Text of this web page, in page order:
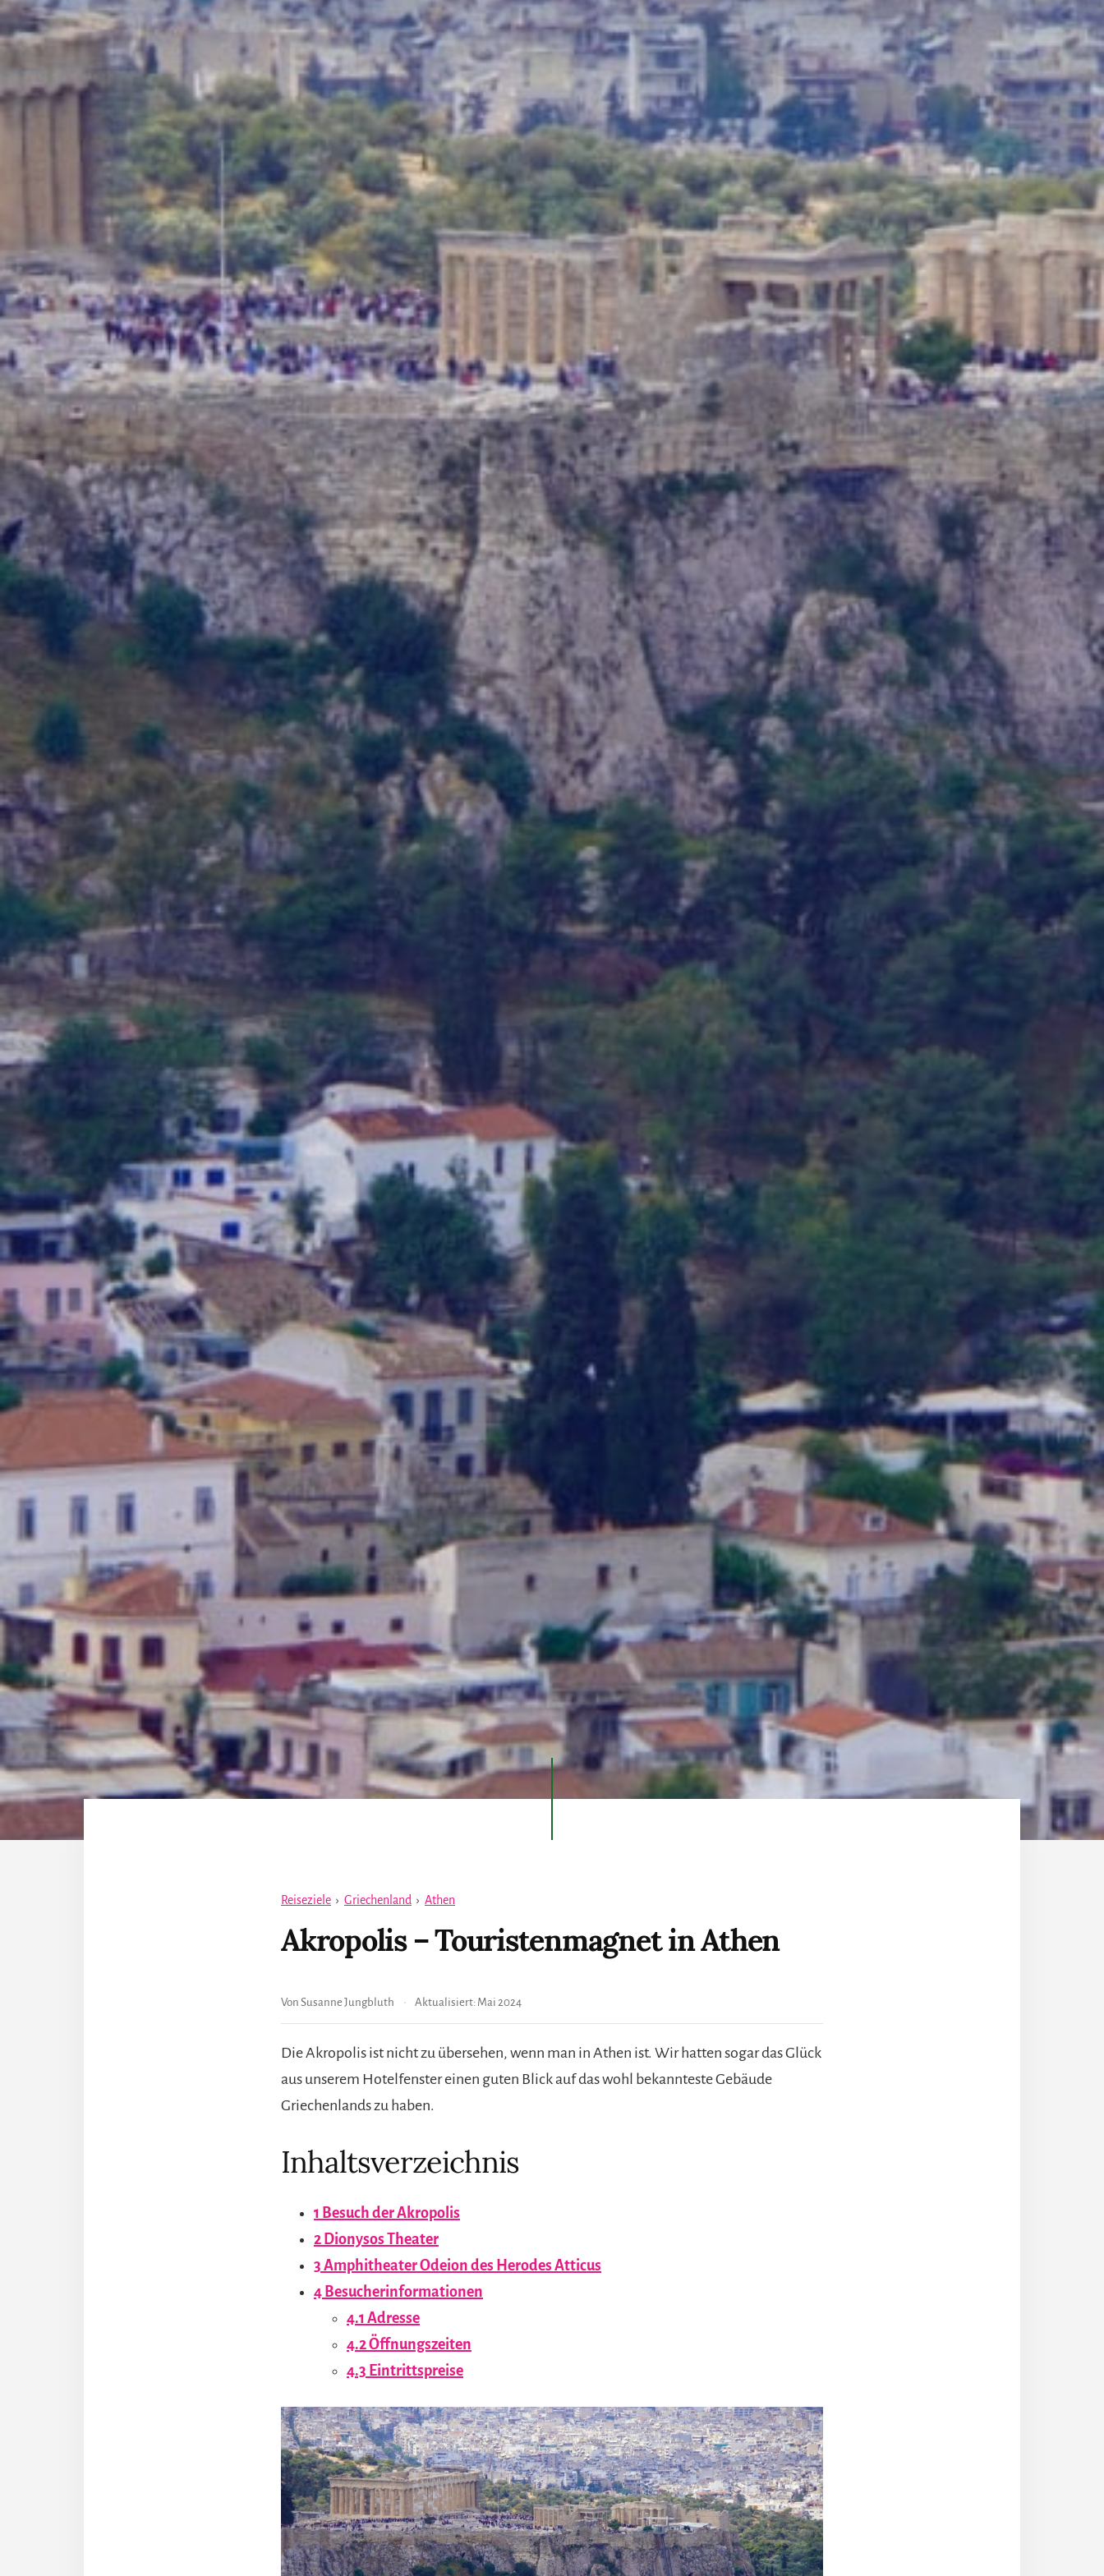
Reiseziele › Griechenland › Athen
Akropolis – Touristenmagnet in Athen
Von Susanne Jungbluth Aktualisiert: Mai 2024
Die Akropolis ist nicht zu übersehen, wenn man in Athen ist. Wir hatten sogar das Glück
aus unserem Hotelfenster einen guten Blick auf das wohl bekannteste Gebäude
Griechenlands zu haben.
Inhaltsverzeichnis
1 Besuch der Akropolis
2 Dionysos Theater
3 Amphitheater Odeion des Herodes Atticus
4 Besucherinformationen
4.1 Adresse
4.2Öffnungszeiten
4.3 Eintrittspreise